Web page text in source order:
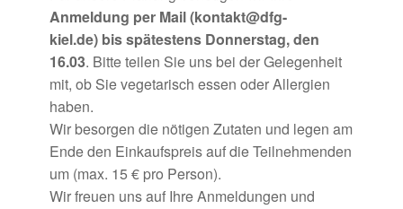
Anmeldung per Mail (kontakt@dfg-
kiel.de) bis spätestens Donnerstag, den
16.03. Bitte teilen Sie uns bei der Gelegenheit
mit, ob Sie vegetarisch essen oder Allergien
haben.
Wir besorgen die nötigen Zutaten und legen am
Ende den Einkaufspreis auf die Teilnehmenden
um (max. 15 € pro Person).
Wir freuen uns auf Ihre Anmeldungen und